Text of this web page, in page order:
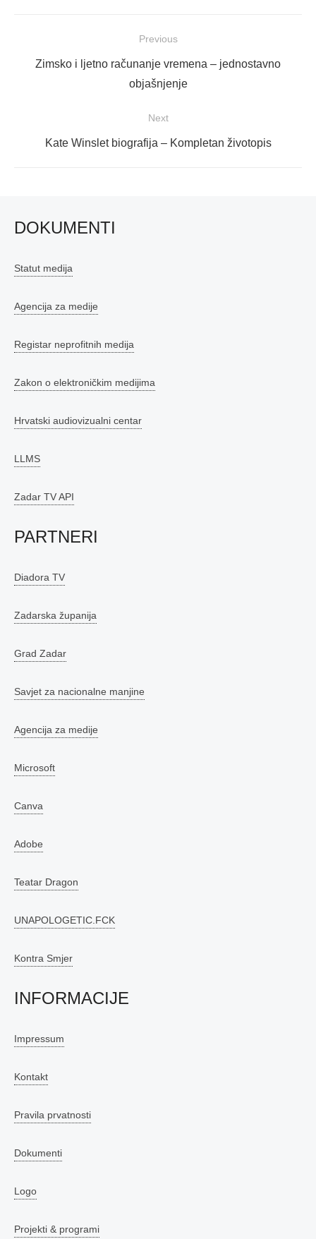
objava
Previous
Previous
Zimsko i ljetno računanje vremena – jednostavno
objašnjenje
Next
Next
Kate Winslet biografija – Kompletan životopis
DOKUMENTI
Statut medija
Agencija za medije
Registar neprofitnih medija
Zakon o elektroničkim medijima
Hrvatski audiovizualni centar
LLMS
Zadar TV API
PARTNERI
Diadora TV
Zadarska županija
Grad Zadar
Savjet za nacionalne manjine
Agencija za medije
Microsoft
Canva
Adobe
Teatar Dragon
UNAPOLOGETIC.FCK
Kontra Smjer
INFORMACIJE
Impressum
Kontakt
Pravila prvatnosti
Dokumenti
Logo
Projekti & programi